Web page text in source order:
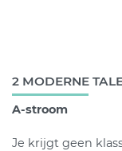
2 MODERNE
A-stroom
Je krijgt geen